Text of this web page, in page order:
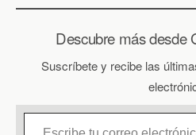
Descubre más desde
Suscríbete y recibe las
Escribe tu correo electrónico…